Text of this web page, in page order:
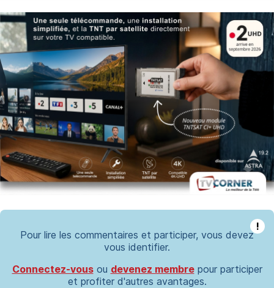
!
Pour lire les commentaires et participer, vous devez
vous identifier.
Connectez-vousou devenez membrepour participer
et profiter d'autres avantages.